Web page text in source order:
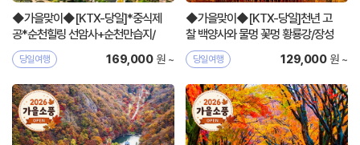
◆가을맞이◆[KTX-당일]*중식제
공*순천힐링 선암사+순천만습지/
정원
당일여행 169,000원 ~
◆가을맞이◆[KTX-당일]천년 고
찰 백양사와 물멍 꽃멍 황룡강/장성
호
당일여행 129,000원 ~